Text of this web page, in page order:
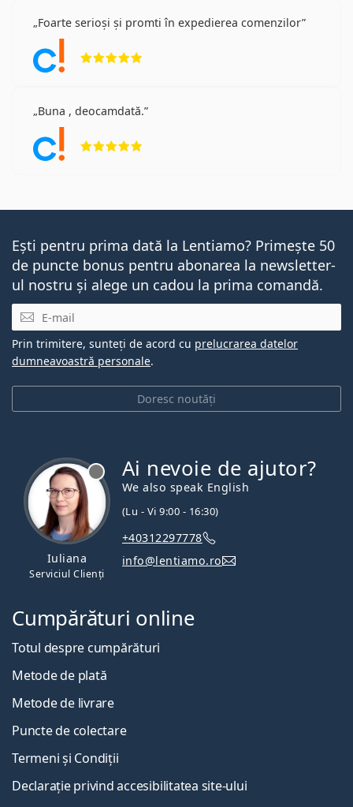
Foarte serioși și promti în expedierea comenzilor
Buna , deocamdată.
Ești pentru prima dată la Lentiamo? Primește 50
de puncte bonus pentru abonarea la newsletter-
ul nostru și alege un cadou la prima comandă.
E-mail
Doresc noutăți
Prin trimitere, sunteți de acord cu prelucrarea datelor
dumneavoastră personale.
Iuliana
Serviciul Clienți
Ai nevoie de ajutor?
We also speak English
(Lu - Vi 9:00 - 16:30)
+40312297778
info@lentiamo.ro
Cumpărături online
Totul despre cumpărături
Metode de plată
Metode de livrare
Puncte de colectare
Termeni și Condiții
Declarație privind accesibilitatea site-ului